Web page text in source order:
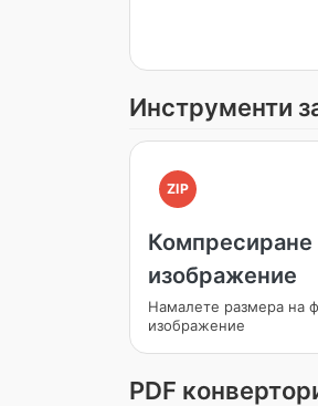
Инструменти
ZIP
Компресиране
изображение
Намалете размера на
изображение
PDF